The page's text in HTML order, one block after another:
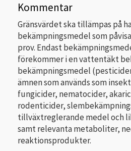
Kommentar
Gränsvärdet ska tillämpas på
bekämpningsmedel som
prov. Endast
förekommer i en vattentäkt
bekämpningsmedel
ämnen som används som
fungicider, nematocider,
rodenticider,
tillväxtreglerande medel och
samt relevanta metaboliter,
reaktionsprodukter.